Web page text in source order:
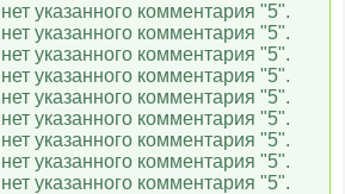
указанного комментария "5".
указанного комментария "5".
указанного комментария "5".
указанного комментария "5".
указанного комментария "5".
указанного комментария "5".
указанного комментария "5".
указанного комментария "5".
указанного комментария "5".